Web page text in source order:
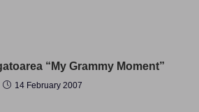
“My Grammy Moment”
14 February 2007